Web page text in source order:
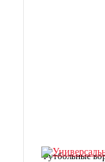
Футбольные